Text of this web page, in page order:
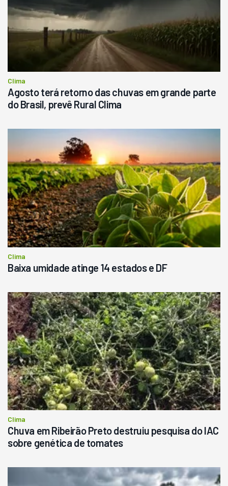
Clima
Agosto terá retorno das chuvas em grande parte
do Brasil, prevê Rural Clima
Clima
Baixa umidade atinge 14 estados e DF
Clima
Chuva em Ribeirão Preto destruiu pesquisa do IAC
sobre genética de tomates